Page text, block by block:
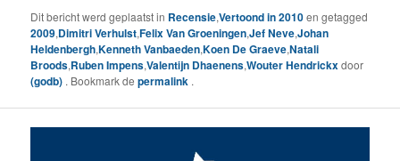
Dit bericht werd geplaatst in Recensie,Vertoond in 2010en getagged
2009,Dimitri Verhulst,Felix Van Groeningen,Jef Neve,Johan
Heldenbergh,Kenneth Vanbaeden,Koen De Graeve,Natali
Broods,Ruben Impens,Valentijn Dhaenens,Wouter Hendrickxdoor
(godb) . Bookmark depermalink .